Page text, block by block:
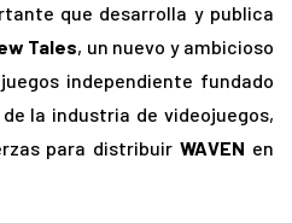
que desarrolla y publica
Tales, un nuevo y ambicioso
independiente fundado
la industria de videojuegos,
para distribuirWAVEN en